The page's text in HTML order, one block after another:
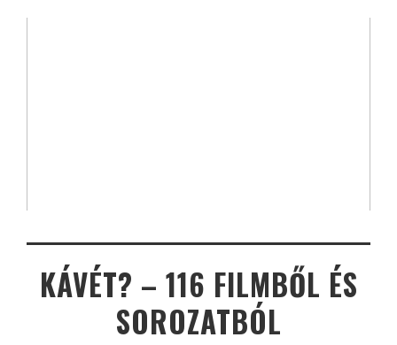
KÁVÉT? – 116 FILMBŐL ÉS
SOROZATBÓL